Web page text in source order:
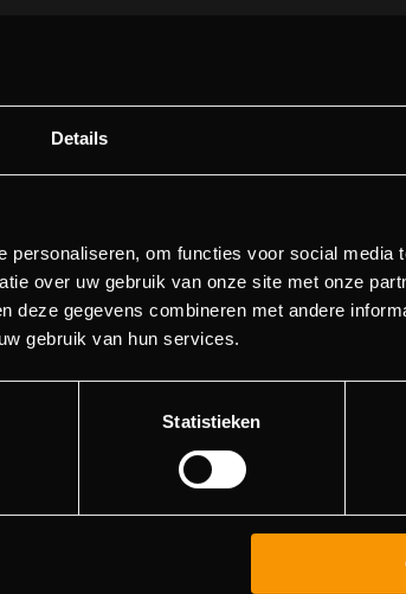
Details
om functies voor social media
over uw gebruik van onze site met onze
deze gegevens combineren met andere
gebruik van hun services.
Statistieken
niet gevonden
waar je naartoe wilde niet vinden.
hoofdpagina.
de hoofdpagina